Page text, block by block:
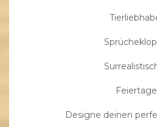
Feiertage
Designe deinen